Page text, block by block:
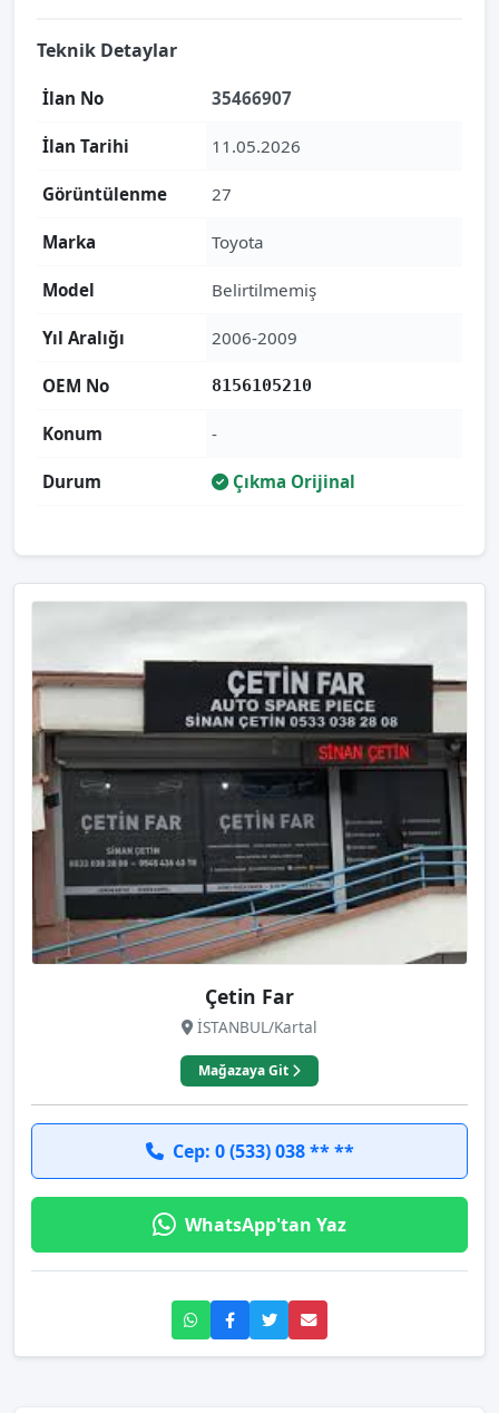
Teknik Detaylar
İlan No 35466907
İlan Tarihi 11.05.2026
Görüntülenme 27
Marka Toyota
Model Belirtilmemiş
Yıl Aralığı 2006-2009
OEM No 8156105210
Konum -
Durum Çıkma Orijinal
Çetin Far
İSTANBUL/Kartal
Mağazaya Git
Cep: 0 (533) 038 ** **
WhatsApp'tan Yaz